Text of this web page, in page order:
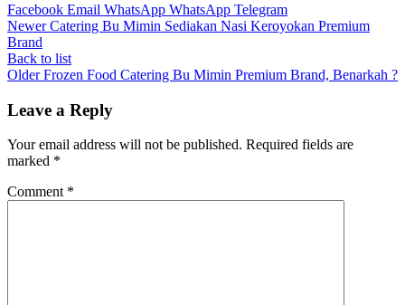
Facebook Email WhatsApp WhatsApp Telegram
Newer Catering Bu Mimin Sediakan Nasi Keroyokan Premium
Brand
Back to list
Older Frozen Food Catering Bu Mimin Premium Brand, Benarkah ?
Leave a Reply
Your email address will not be published. Required fields are
marked *
Comment *